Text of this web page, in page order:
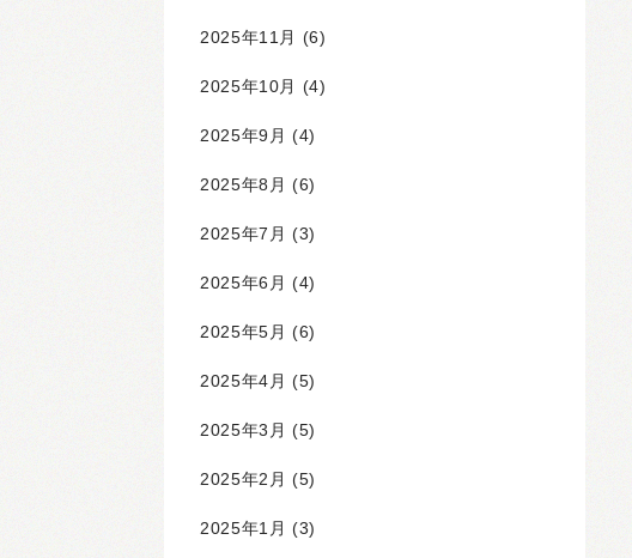
2025年11月 (6)
2025年10月 (4)
2025年9月 (4)
2025年8月 (6)
2025年7月 (3)
2025年6月 (4)
2025年5月 (6)
2025年4月 (5)
2025年3月 (5)
2025年2月 (5)
2025年1月 (3)